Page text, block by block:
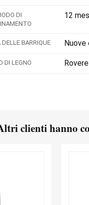
DI
12
DELLE BARRIQUE Nuove
DI LEGNO
clienti hanno